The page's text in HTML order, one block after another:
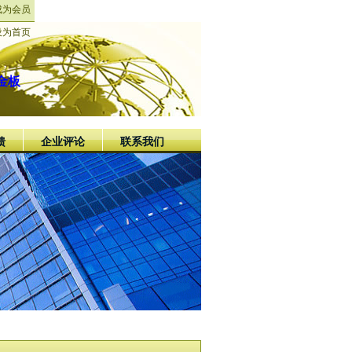
会员
为首页
板
企业评论 联系我们